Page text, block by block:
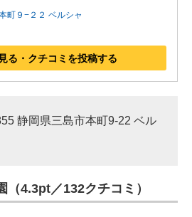
町９−２２ ベルシャ
る・クチコミを投稿する
静岡県三島市本町9-22 ベル
（4.3pt／132クチコミ）